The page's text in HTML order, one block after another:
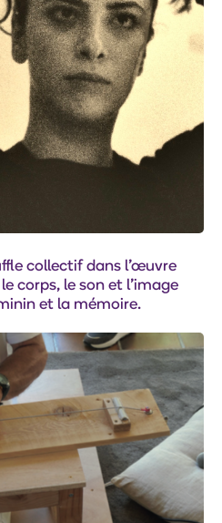
collectif dans l’œuvre
corps, le son et l’image
et la mémoire.